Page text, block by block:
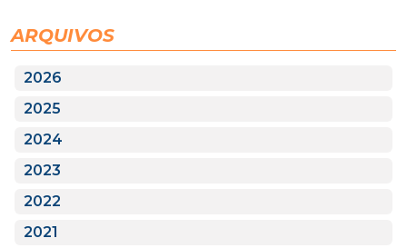
ARQUIVOS
2026
2025
2024
2023
2022
2021